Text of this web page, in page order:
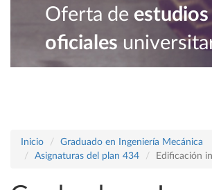
Oferta de estudios
oficiales
Inicio
Graduado en Ingeniería Mecánica
Asignaturas del plan 434
Edificación